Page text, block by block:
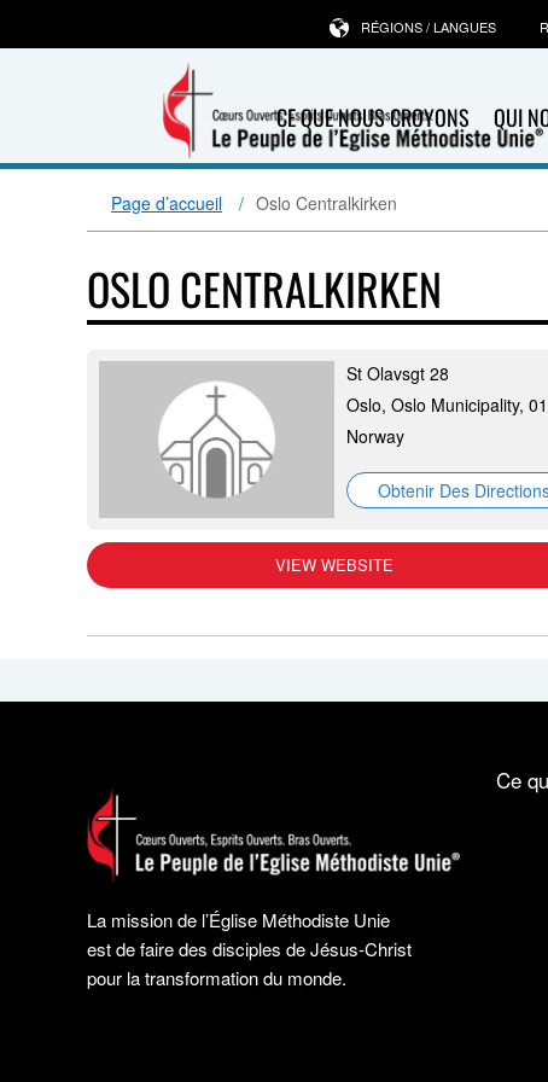
CE QUE NOUS CROYONS QUI
RÉGIONS / LANGUES
Page d’accueil Oslo Centralkirken
OSLO CENTRALKIRKEN
St Olavsgt 28
Oslo, Oslo Municipality,
Norway
Obtenir Des
VIEW WEBSITE
La mission de l’Église Méthodiste Unie
est de faire des disciples de Jésus-Christ
pour la transformation du monde.
Ce